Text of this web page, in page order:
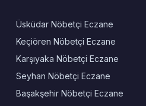
Üsküdar Nöbetçi Eczane
Keçiören Nöbetçi Eczane
Karşıyaka Nöbetçi Eczane
Seyhan Nöbetçi Eczane
Başakşehir Nöbetçi Eczane